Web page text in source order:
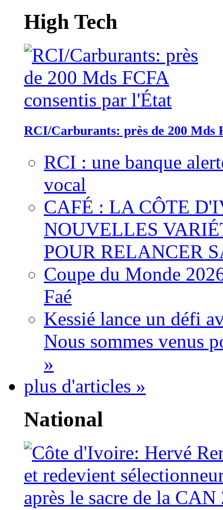
High Tech
RCI/Carburants: près de 200 Mds
RCI : une banque
vocal
CAFÉ : LA CÔTE
NOUVELLES
POUR RELANCER
Coupe du Monde
Faé
Kessié lance un défi
Nous sommes venus
»
plus d'articles »
National